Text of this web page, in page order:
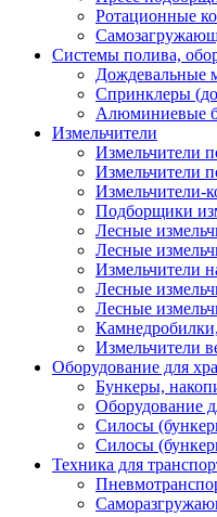
Ротационные
Системы полива,
Дождевальные
Спринклеры
Алюминиевые
Измельчители
Измельчители
Измельчители
Измельчители-
Подборщики
Лесные
Лесные
Измельчители
Лесные
Лесные
Измельчители
Оборудование для
Бункеры,
Оборудование
Силосы
Силосы
Техника для